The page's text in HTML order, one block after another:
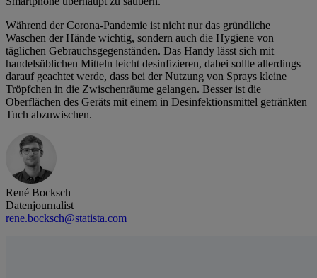
Während der Corona-Pandemie ist nicht nur das gründliche
Waschen der Hände wichtig, sondern auch die Hygiene von
täglichen Gebrauchsgegenständen. Das Handy lässt sich mit
handelsüblichen Mitteln leicht desinfizieren, dabei sollte allerdings
darauf geachtet werde, dass bei der Nutzung von Sprays kleine
Tröpfchen in die Zwischenräume gelangen. Besser ist die
Oberflächen des Geräts mit einem in Desinfektionsmittel getränkten
Tuch abzuwischen.
René Bocksch
Datenjournalist
rene.bocksch@statista.com